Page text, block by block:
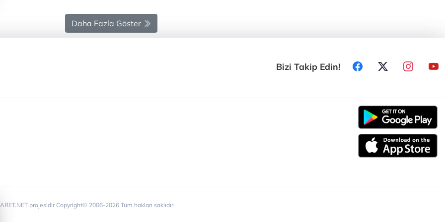
Daha Fazla Göster
Bizi Takip Edin!
projesidir Copyright© 2006-2026 Tüm hakları saklıdır.